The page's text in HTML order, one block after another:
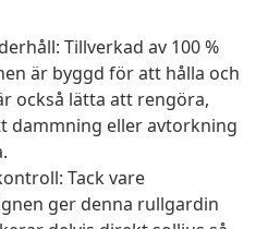
Tillverkad av 100 %
är byggd för att hålla och
också lätta att rengöra,
dammning eller avtorkning
Tack vare
ger denna rullgardin